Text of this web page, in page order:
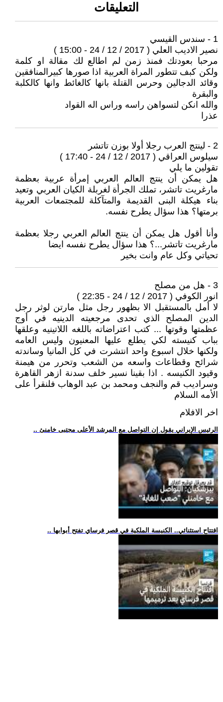
التعليقات
1 - سندس القيسي
نصير الاديب العلي ( 2017 / 12 / 24 - 15:00 )
مرحبا بعودتك فمنذ زمن لم اطالع لك مقالة او كلمة
ولكن كبف تتطور المراة العربية اذا صورها كبيرالمنافقين
وقائد الدجالين وحرس القتلة بانها كالغائط وانها كالكلبة
والبقرة
والله انكن لتسواهن راسه وراس اله القواد
عذرا
2 - لينتج العرب رجلا أولا بوزن تاتشر
سيلوس العراقي ( 2017 / 12 / 24 - 17:40 )
تقولين ما يلي
هل يمكن أن ينتج العالم العربي إمرأة عربية بعظمة
مارغريت تاتشر، تملك الجرأة لغربلة الكيان العربي وتعيد
بناء هيكلة البنى القديمة والمتآكلة للمجتمعات العربية
برمتها؟ هذا سؤال يطرح نفسه.
وأنا أقول هل يمكن أن ينتج العالم العربي رجلا بعظمة
مارغريت تاتشر...؟ هذا سؤال يطرح نفسه ايضا
تحياتي وكل عام وانت بخير
3 - هل من مصلح
انور الكوفي ( 2017 / 12 / 24 - 22:35 )
لا أمل بالمستقبل الا بظهور رجل مثل مارتن لوثر رجل
الدين المصلح الذي تحدى مرجعيته الدينيه في أوج
عظمتها وقوتها ... كتب اعتراضاته باللغه اللاتينيه وعلقها
بباب كنيسته لكي يطلع عليها المعنيون وليس العامه
ولكنها خلال اسبوع واحد انتشرت في كل المانيا وساندته
شرائح وقطاعات واسعه من الشعب وتحرر من هيمنة
وقيود الكنيسه . اذا بقينا نسير خلف سدنة ازهر القاهرة
وسراديب قم والنجف ومحمد بن عبد الوهاب فلنقرأ على
الأمه السلام
اخر الافلام
.. الرئيس الإيراني يقول إن التواصل مع المرشد الأعلى مجتبى خامنئ
.. افتتاح استثنائي.. الكنيسة الملكية في قصر فرساي تفتح أبوابها